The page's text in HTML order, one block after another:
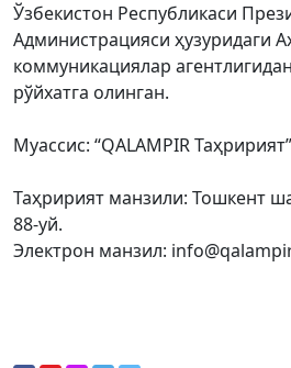
Ўзбекистон Республикаси
Администрацияси ҳузуридаги
коммуникациялар
рўйхатга олинган.
Муассис: “QALAMPIR
Таҳририят манзили: Тошкент
88-уй.
Электрон манзил: